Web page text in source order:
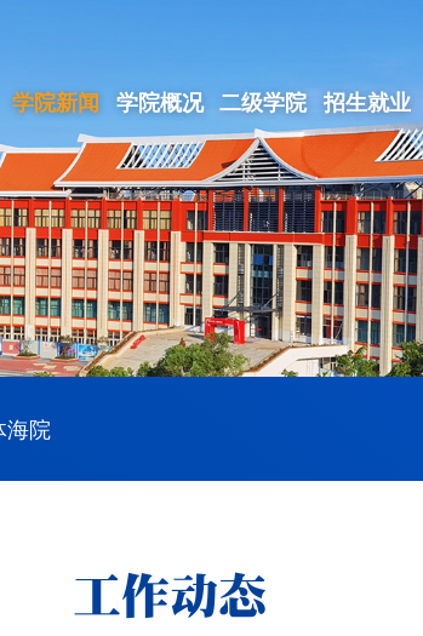
学院新闻 学院概况 二级学院 招生就业
海院
工作动态